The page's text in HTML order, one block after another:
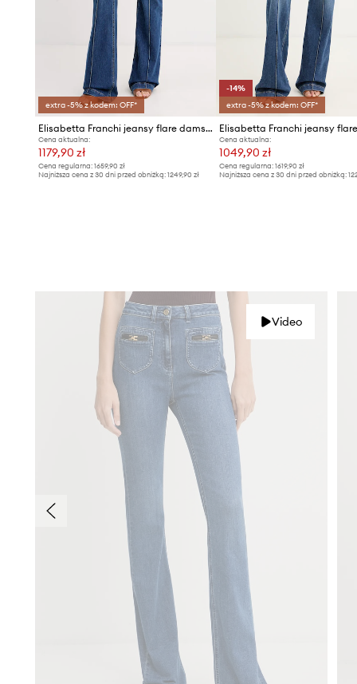
extra -5% z kodem: OFF*
Elisabetta Franchi jeansy flare damskie
Cena aktualna:
1179,90 zł
Cena regularna: 1659,90 zł
Najniższa cena z 30 dni przed obniżką: 1249,90 zł
-14%
extra -5% z kodem: OFF*
Cena aktualna:
1049,90 zł
Cena regularna:1619,90 zł
Najniższa cena z 30 dni przed obniżką:
Video